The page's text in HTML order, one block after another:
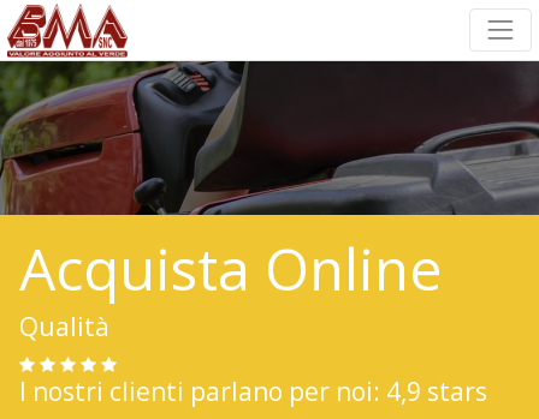
Acquista Online
Qualità
I nostri clienti parlano per noi: 4,9 stars